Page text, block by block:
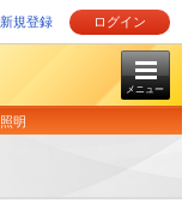
規登録 ログイン
メニュー
明